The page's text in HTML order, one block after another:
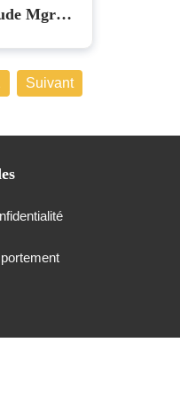
Mgr
et les
Suivant